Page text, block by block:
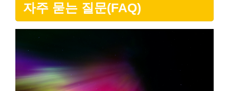
자주 묻는 질문(FAQ)